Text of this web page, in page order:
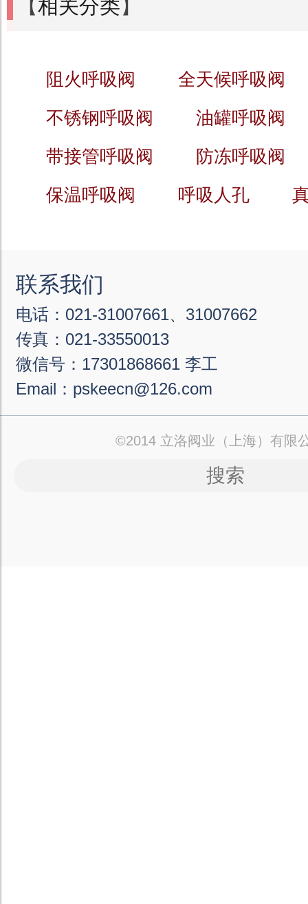
【相关分类 】
阻火呼吸阀
全天候呼吸阀
不锈钢呼吸阀
油罐呼吸阀
带接管呼吸阀
防冻呼吸阀
保温呼吸阀
呼吸人孔
联系我们
电话：021-31007661、31007662
传真：021-33550013
微信号：17301868661 李工
Email：pskeecn@126.com
©2014 立洛阀业（上海）有限